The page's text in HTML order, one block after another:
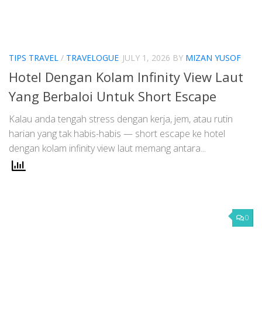
TIPS TRAVEL / TRAVELOGUE JULY 1, 2026 BY MIZAN YUSOF
Hotel Dengan Kolam Infinity View Laut
Yang Berbaloi Untuk Short Escape
Kalau anda tengah stress dengan kerja, jem, atau rutin
harian yang tak habis-habis — short escape ke hotel
dengan kolam infinity view laut memang antara...
0